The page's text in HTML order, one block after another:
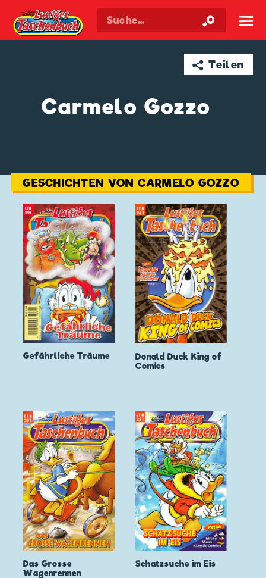
Walt Disneys Taschenbuch ☰
➦ Teilen
Carmelo Gozzo
GESCHICHTEN VON CARMELO GOZZO
Gefährliche Träume
Donald Duck King of
Comics
Das Grosse
Wagenrennen
Schatzsuche im Eis